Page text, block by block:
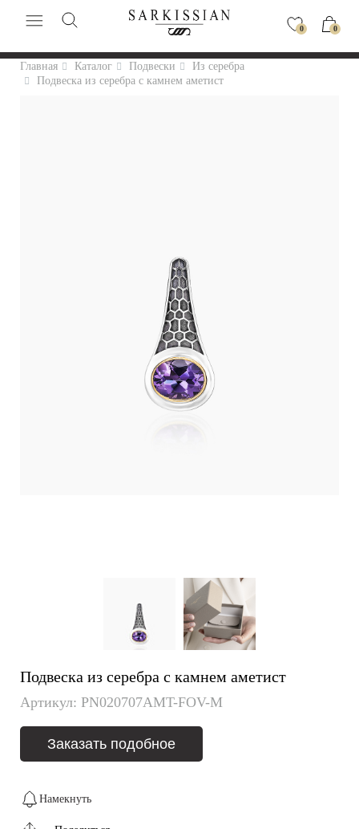
0 0
Главная Каталог Подвески
Из серебра
Подвеска из серебра с камнем аметист
Подвеска из серебра с камнем аметист
Артикул: PN020707AMT-FOV-M
Заказать подобное
Намекнуть